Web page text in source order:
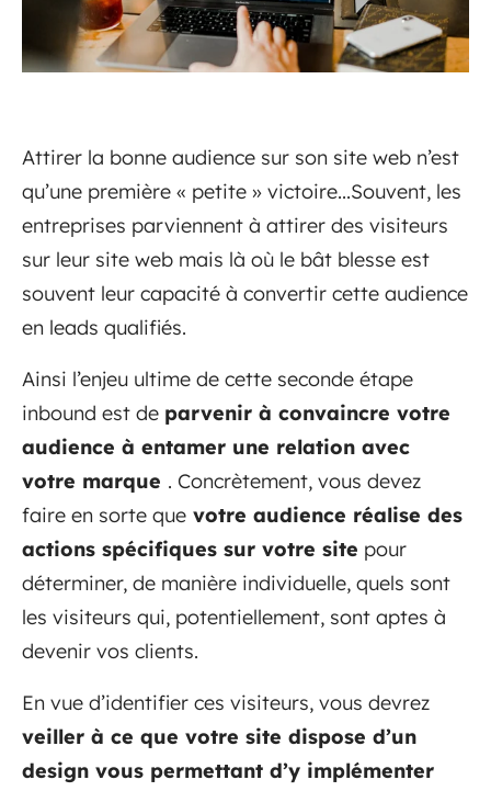
Attirer la bonne audience sur son site web n’est
qu’une première « petite » victoire...Souvent, les
entreprises parviennent à attirer des visiteurs
sur leur site web mais là où le bât blesse est
souvent leur capacité à convertir cette audience
en leads qualifiés.
Ainsi l’enjeu ultime de cette seconde étape
inbound est de parvenir à convaincre votre
audience à entamer une relation avec
votre marque . Concrètement, vous devez
faire en sorte que votre audience réalise des
actions spécifiques sur votre site pour
déterminer, de manière individuelle, quels sont
les visiteurs qui, potentiellement, sont aptes à
devenir vos clients.
En vue d’identifier ces visiteurs, vous devrez
veiller à ce que votre site dispose d’un
design vous permettant d’y implémenter